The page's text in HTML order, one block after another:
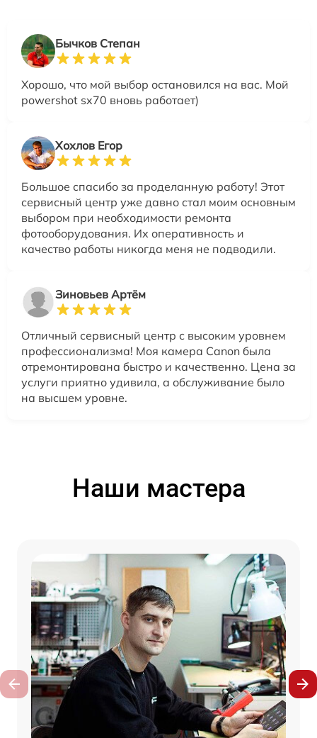
Бычков Степан
Хорошо, что мой выбор остановился на вас. Мой
powershot sx70 вновь работает)
Хохлов Егор
Большое спасибо за проделанную работу! Этот
сервисный центр уже давно стал моим основным
выбором при необходимости ремонта
фотооборудования. Их оперативность и
качество работы никогда меня не подводили.
Зиновьев Артём
Отличный сервисный центр с высоким уровнем
профессионализма! Моя камера Canon была
отремонтирована быстро и качественно. Цена за
услуги приятно удивила, а обслуживание было
на высшем уровне.
Наши мастера